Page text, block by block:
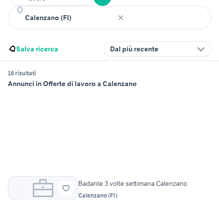
Salva ricerca Dal più recente
16 risultati
Annunci in Offerte di lavoro a Calenzano
Badante 3 volte settimana Calenzano
Calenzano(FI)